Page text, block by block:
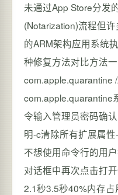
未通过App Store分发
(Notarization)流程但
的ARM架构应用系统
种修复方法对比方法
com.apple.quarantine
com.apple.quarantine
令输入管理员密码确
明-c清除所有扩展属
不想使用命令行的用
对话框中再次点击打
2.1秒3.5秒40%内存